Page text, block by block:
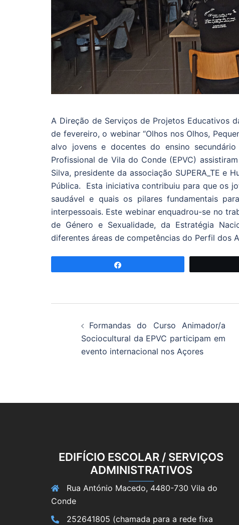
A Direção de Serviços de Projetos Educativos
de fevereiro, o webinar “Olhos nos Olhos,
alvo jovens e docentes do ensino
Profissional de Vila do Conde (EPVC)
Silva, presidente da associação SUPERA_TE e
Pública. Esta iniciativa contribuiu para que os
saudável e quais os pilares fundamentais
interpessoais. Este webinar enquadrou-se no
de Género e Sexualidade, da Estratégia
diferentes áreas de competências do Perfil dos
artigos
Formandas do Curso Animador/a
Sociocultural da EPVC participam em
evento internacional nos Açores
EDIFÍCIO ESCOLAR / SERVIÇOS
ADMINISTRATIVOS
Rua António Macedo, 4480-730 Vila do
Conde
252641805 (chamada para a rede fixa